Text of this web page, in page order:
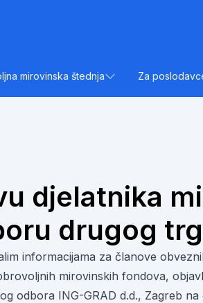
mirovinska štednja Za
djelatnika
drugog
informacijama za članove
mirovinskih fondova,
odbora ING-GRAD d.d., Zagreb